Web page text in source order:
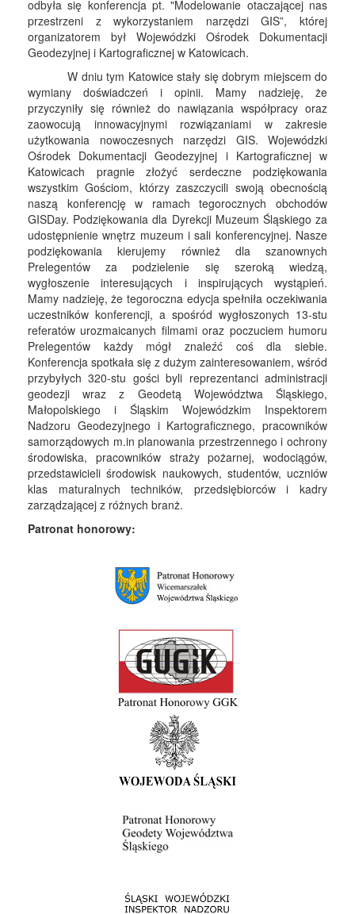
odbyła się konferencja pt. "Modelowanie otaczającej nas
przestrzeni z wykorzystaniem narzędzi GIS”, której
organizatorem był Wojewódzki Ośrodek Dokumentacji
Geodezyjnej i Kartograficznej w Katowicach.
W dniu tym Katowice stały się dobrym miejscem do
wymiany doświadczeń i opinii. Mamy nadzieję, że
przyczyniły się również do nawiązania współpracy oraz
zaowocują innowacyjnymi rozwiązaniami w zakresie
użytkowania nowoczesnych narzędzi GIS. Wojewódzki
Ośrodek Dokumentacji Geodezyjnej i Kartograficznej w
Katowicach pragnie złożyć serdeczne podziękowania
wszystkim Gościom, którzy zaszczycili swoją obecnością
naszą konferencję w ramach tegorocznych obchodów
GISDay. Podziękowania dla Dyrekcji Muzeum Śląskiego za
udostępnienie wnętrz muzeum i sali konferencyjnej. Nasze
podziękowania kierujemy również dla szanownych
Prelegentów za podzielenie się szeroką wiedzą,
wygłoszenie interesujących i inspirujących wystąpień.
Mamy nadzieję, że tegoroczna edycja spełniła oczekiwania
uczestników konferencji, a spośród wygłoszonych 13-stu
referatów urozmaicanych filmami oraz poczuciem humoru
Prelegentów każdy mógł znaleźć coś dla siebie.
Konferencja spotkała się z dużym zainteresowaniem, wśród
przybyłych 320-stu gości byli reprezentanci administracji
geodezji wraz z Geodetą Województwa Śląskiego,
Małopolskiego i Śląskim Wojewódzkim Inspektorem
Nadzoru Geodezyjnego i Kartograficznego, pracowników
samorządowych m.in planowania przestrzennego i ochrony
środowiska, pracowników straży pożarnej, wodociągów,
przedstawicieli środowisk naukowych, studentów, uczniów
klas maturalnych techników, przedsiębiorców i kadry
zarządzającej z różnych branż.
Patronat honorowy: